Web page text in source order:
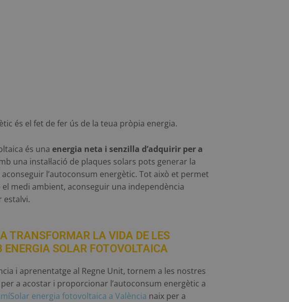
és el fet de fer ús de la teua pròpia energia.
és una energia neta i senzilla d’adquirir per a
una instal·lació de plaques solars pots generar la
l’autoconsum energètic. Tot això et permet
medi ambient, aconseguir una independència
estalvi.
TRANSFORMAR LA VIDA DE LES
ENERGIA SOLAR FOTOVOLTAICA
i aprenentatge al Regne Unit, tornem a les nostres
a acostar i proporcionar l’autoconsum energètic a
energia fotovoltaica a València naix per a